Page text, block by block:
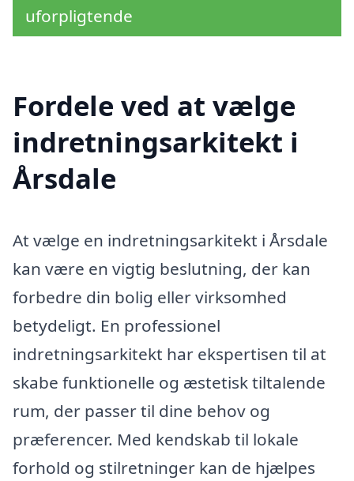
uforpligtende
Fordele ved at vælge
indretningsarkitekt i
Årsdale
At vælge en indretningsarkitekt i Årsdale
kan være en vigtig beslutning, der kan
forbedre din bolig eller virksomhed
betydeligt. En professionel
indretningsarkitekt har ekspertisen til at
skabe funktionelle og æstetisk tiltalende
rum, der passer til dine behov og
præferencer. Med kendskab til lokale
forhold og stilretninger kan de hjælpes